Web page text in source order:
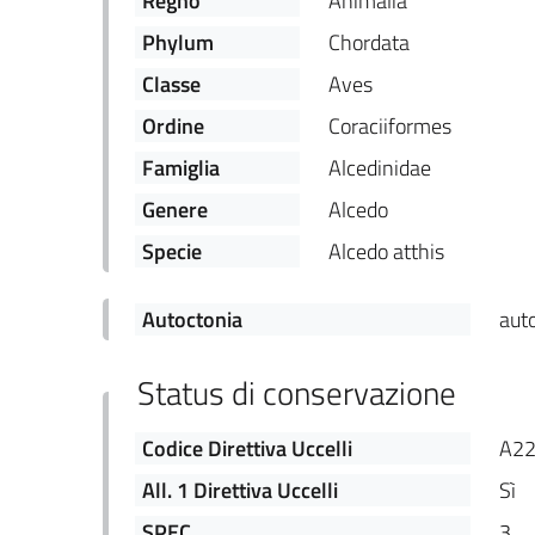
Phylum
Chordata
Classe
Aves
Ordine
Coraciiformes
Famiglia
Alcedinidae
Genere
Alcedo
Specie
Alcedo atthis
Autoctonia
Status di conservazione
Codice Direttiva Uccelli
All. 1 Direttiva Uccelli
Sì